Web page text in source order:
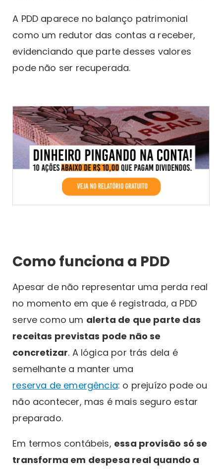
A PDD aparece no balanço patrimonial
como um redutor das contas a receber,
evidenciando que parte desses valores
pode não ser recuperada.
Como funciona a PDD
Apesar de não representar uma perda real
no momento em que é registrada, a PDD
serve como um alerta de que parte das
receitas previstas pode não se
concretizar. A lógica por trás dela é
semelhante a manter uma
reserva de emergência: o prejuízo pode ou
não acontecer, mas é mais seguro estar
preparado.
Em termos contábeis, essa provisão só se
transforma em despesa real quando a